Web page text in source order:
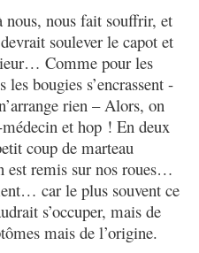
nous fait souffrir, et
soulever le capot et
Comme pour les
bougies s’encrassent -
rien – Alors, on
et hop ! En deux
coup de marteau
est remis sur nos roues…
car le plus souvent ce
s’occuper, mais de
mais de l’origine.